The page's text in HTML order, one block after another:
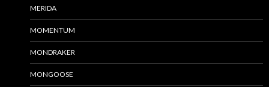
MERIDA
MOMENTUM
MONDRAKER
MONGOOSE